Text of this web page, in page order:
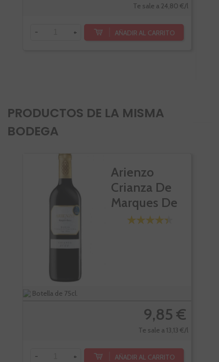
Te sale a 24,80 €/l
- + AÑADIR AL CARRITO
PRODUCTOS DE LA MISMA
BODEGA
Arienzo
Crianza De
Marques De
Riscal
Botella de 75cl.
9,85 €
Te sale a 13,13 €/l
- + AÑADIR AL CARRITO